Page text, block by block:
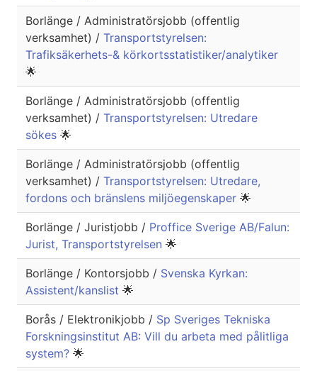
Borlänge / Administratörsjobb (offentlig
verksamhet) / Transportstyrelsen:
Trafiksäkerhets-& körkortsstatistiker/analytiker
🌟
Borlänge / Administratörsjobb (offentlig
verksamhet) / Transportstyrelsen: Utredare
sökes 🌟
Borlänge / Administratörsjobb (offentlig
verksamhet) / Transportstyrelsen: Utredare,
fordons och bränslens miljöegenskaper 🌟
Borlänge / Juristjobb / Proffice Sverige AB/Falun:
Jurist, Transportstyrelsen 🌟
Borlänge / Kontorsjobb / Svenska Kyrkan:
Assistent/kanslist 🌟
Borås / Elektronikjobb / Sp Sveriges Tekniska
Forskningsinstitut AB: Vill du arbeta med pålitliga
system? 🌟